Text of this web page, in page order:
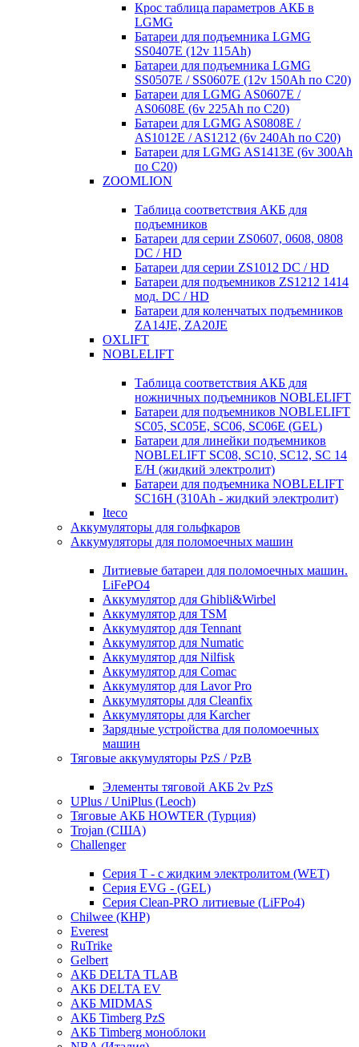
Крос таблица параметров АКБ в
LGMG
Батареи для подъемника LGMG
SS0407E (12v 115Ah)
Батареи для подъемника LGMG
SS0507E / SS0607E (12v 150Ah по С20)
Батареи для LGMG AS0607E /
AS0608E (6v 225Ah по С20)
Батареи для LGMG AS0808E /
AS1012E / AS1212 (6v 240Ah по С20)
Батареи для LGMG AS1413E (6v 300Ah
по С20)
ZOOMLION
Таблица соответствия АКБ для
подъемников
Батареи для серии ZS0607, 0608, 0808
DC / HD
Батареи для серии ZS1012 DC / HD
Батареи для подъемников ZS1212 1414
мод. DC / HD
Батареи для коленчатых подъемников
ZA14JE, ZA20JE
OXLIFT
NOBLELIFT
Таблица соответствия АКБ для
ножничных подъемников NOBLELIFT
Батареи для подъемников NOBLELIFT
SC05, SC05E, SC06, SC06E (GEL)
Батареи для линейки подъемников
NOBLELIFT SC08, SC10, SC12, SC 14
E/H (жидкий электролит)
Батареи для подъемника NOBLELIFT
SC16H (310Ah - жидкий электролит)
Iteco
Аккумуляторы для гольфкаров
Аккумуляторы для поломоечных машин
Литиевые батареи для поломоечных машин.
LiFePO4
Аккумулятор для Ghibli&Wirbel
Аккумулятор для TSM
Аккумулятор для Tennant
Аккумулятор для Numatic
Аккумулятор для Nilfisk
Аккумулятор для Comac
Аккумулятор для Lavor Pro
Аккумуляторы для Cleanfix
Аккумуляторы для Karcher
Зарядные устройства для поломоечных
машин
Тяговые аккумуляторы PzS / PzB
Элементы тяговой АКБ 2v PzS
UPlus / UniPlus (Leoch)
Тяговые АКБ HOWTER (Турция)
Trojan (США)
Challenger
Серия T - с жидким электролитом (WET)
Серия EVG - (GEL)
Серия Clean-PRO литиевые (LiFPo4)
Chilwee (КНР)
Everest
RuTrike
Gelbert
АКБ DELTA TLAB
АКБ DELTA EV
АКБ MIDMAS
АКБ Timberg PzS
АКБ Timberg моноблоки